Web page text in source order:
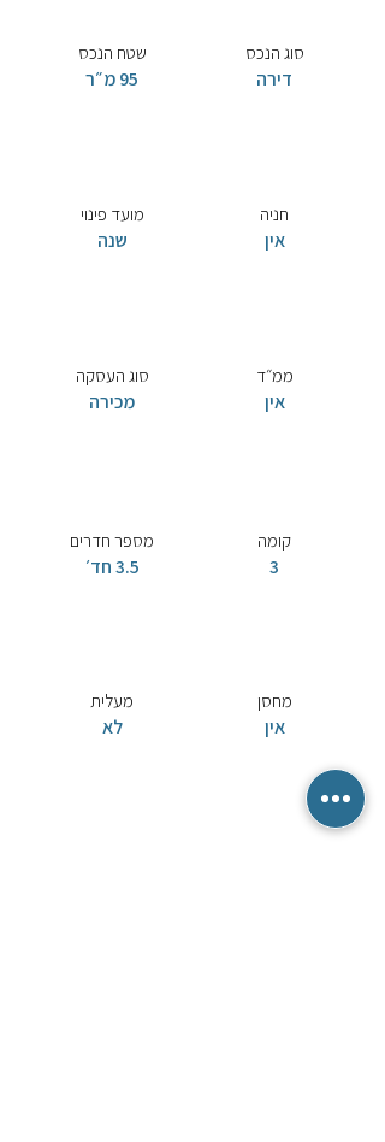
שטח הנכס סוג הנכס
95 מ״ר דירה
מועד פינוי חניה
שנה אין
ממ״ד סוג העסקה
אין מכירה
מספר חדרים קומה
3.5 חד׳ 3
מעלית מחסן
לא אין